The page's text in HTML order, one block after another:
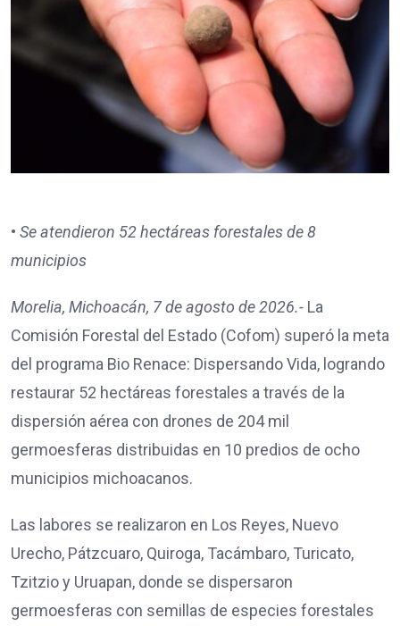
• Se atendieron 52 hectáreas forestales de 8
municipios
Morelia, Michoacán, 7 de agosto de 2026.- La
Comisión Forestal del Estado (Cofom) superó la meta
del programa Bio Renace: Dispersando Vida, logrando
restaurar 52 hectáreas forestales a través de la
dispersión aérea con drones de 204 mil
germoesferas distribuidas en 10 predios de ocho
municipios michoacanos.
Las labores se realizaron en Los Reyes, Nuevo
Urecho, Pátzcuaro, Quiroga, Tacámbaro, Turicato,
Tzitzio y Uruapan, donde se dispersaron
germoesferas con semillas de especies forestales